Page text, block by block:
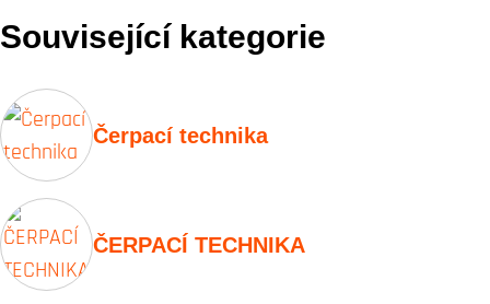
Související kategorie
Čerpací technika
ČERPACÍ TECHNIKA